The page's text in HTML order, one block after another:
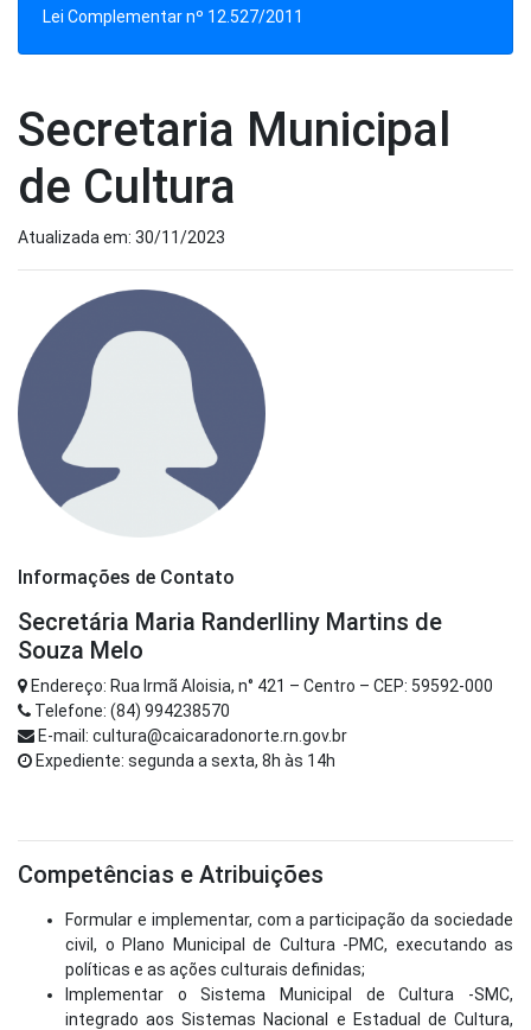
Lei Complementar nº 12.527/2011
Secretaria Municipal
de Cultura
Atualizada em: 30/11/2023
Informações de Contato
Secretária Maria Randerlliny Martins de
Souza Melo
Endereço: Rua Irmã Aloisia, n° 421 – Centro – CEP: 59592-000
Telefone: (84) 994238570
E-mail: cultura@caicaradonorte.rn.gov.br
Expediente: segunda a sexta, 8h às 14h
Competências e Atribuições
Formular e implementar, com a participação da sociedade
civil, o Plano Municipal de Cultura -PMC, executando as
políticas e as ações culturais definidas;
Implementar o Sistema Municipal de Cultura -SMC,
integrado aos Sistemas Nacional e Estadual de Cultura,